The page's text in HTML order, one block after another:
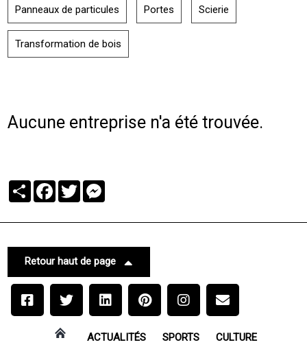
Panneaux de particules Portes Scierie
Transformation de bois
Aucune entreprise n'a été trouvée.
PartagerFacebook
Twitter
Retour haut de page
ACTUALITÉS SPORTS CULTURE